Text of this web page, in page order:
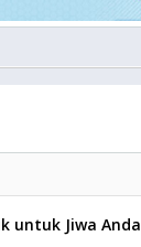
untuk Jiwa Anda